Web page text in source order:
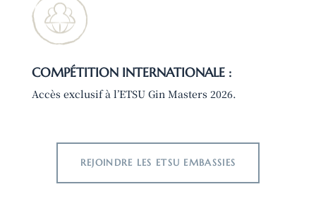
COMPÉTITION INTERNATIONALE :
Accès exclusif à l’ETSU Gin Masters 2026.
REJOINDRE LES ETSU EMBASSIES